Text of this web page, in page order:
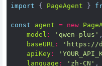
import { PageAgent }
const agent = new
model : 'qwen-plus' ,
baseURL :
'https://
apiKey :
language : 'zh-CN' ,